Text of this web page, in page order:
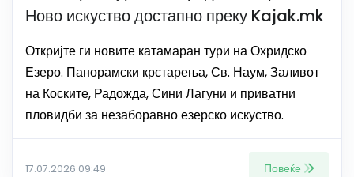
Ново искуство достапно преку Kajak.mk
Откријте ги новите катамаран тури на Охридско
Езеро. Панорамски крстарења, Св. Наум, Заливот
на Коските, Радожда, Сини Лагуни и приватни
пловидби за незаборавно езерско искуство.
17.07.2026 09:49 Повеќе